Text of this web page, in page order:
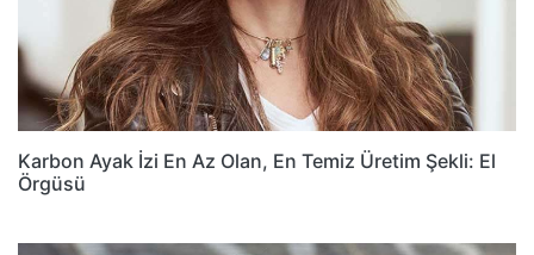
Karbon Ayak İzi En Az Olan, En Temiz Üretim Şekli: El
Örgüsü